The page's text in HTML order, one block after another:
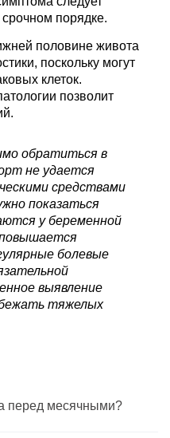
порядке.
половине живота
поскольку могут
клеток.
позволит
обратиться в
не удается
средствами
показаться
у беременной
болевые
выявление
тяжелых
перед месячными?